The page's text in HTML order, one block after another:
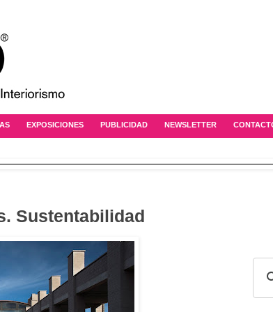
EXPOSICIONES PUBLICIDAD NEWSLETTER
Sustentabilidad